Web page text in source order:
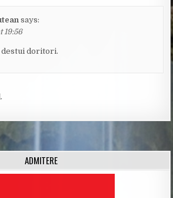
says:
19:56
destui doritori.
ADMITERE